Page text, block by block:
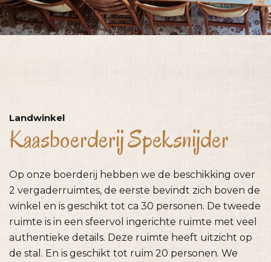
Landwinkel
Kaasboerderij Speksnijder
Op onze boerderij hebben we de beschikking over
2 vergaderruimtes, de eerste bevindt zich boven de
winkel en is geschikt tot ca 30 personen. De tweede
ruimte is in een sfeervol ingerichte ruimte met veel
authentieke details. Deze ruimte heeft uitzicht op
de stal. En is geschikt tot ruim 20 personen. We